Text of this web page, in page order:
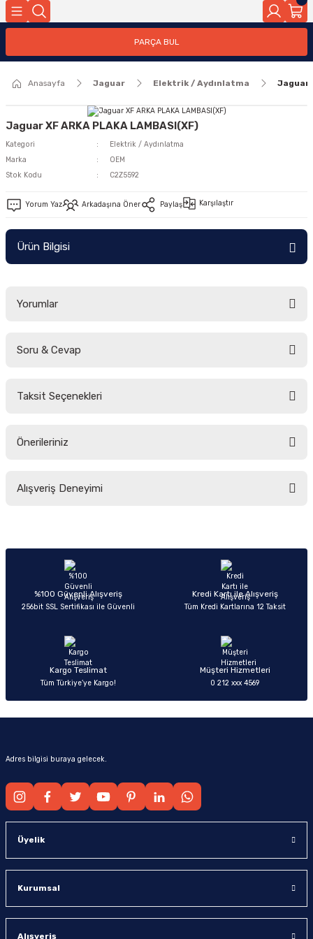
PARÇA BUL
Anasayfa Jaguar Elektrik / Aydınlatma Jaguar
Jaguar XF ARKA PLAKA LAMBASI(XF)
Kategori
Elektrik / Aydınlatma
Marka
OEM
Stok Kodu
C2Z5592
Yorum Yaz Arkadaşına Öner Paylaş Karşılaştır
Ürün Bilgisi
Yorumlar
Soru & Cevap
Taksit Seçenekleri
Önerileriniz
yetersiz gördüğünüz noktaları öneri formunu kullanarak tarafımıza
Ürün açıklamasında eksik bilgiler bulunuyor.
Ürün bilgilerinde hatalar bulunuyor.
Ürün fiyatı diğer sitelerden daha pahalı.
Alışveriş Deneyimi
Sitemize ilk yorumu siz yapın!
%100 Güvenli Alışveriş
256bit SSL Sertifikası ile Güvenli
Kredi Kartı ile Alışveriş
Tüm Kredi Kartlarına 12 Taksit
Kargo Teslimat
Tüm Türkiye’ye Kargo!
Müşteri Hizmetleri
0 212 xxx 4569
Adres bilgisi buraya gelecek.
Üyelik
Kurumsal
Alışveriş